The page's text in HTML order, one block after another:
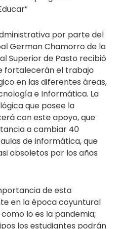
por parte del
German Chamorro de la
Superior de Pasto recibió
fortalecerán el trabajo
en las diferentes áreas,
e Informática. La
que posee la
con este apoyo, que
a cambiar 40
de informática, que
obsoletos por los años
de esta
en la época coyuntural
lo es la pandemia;
los estudiantes podrán